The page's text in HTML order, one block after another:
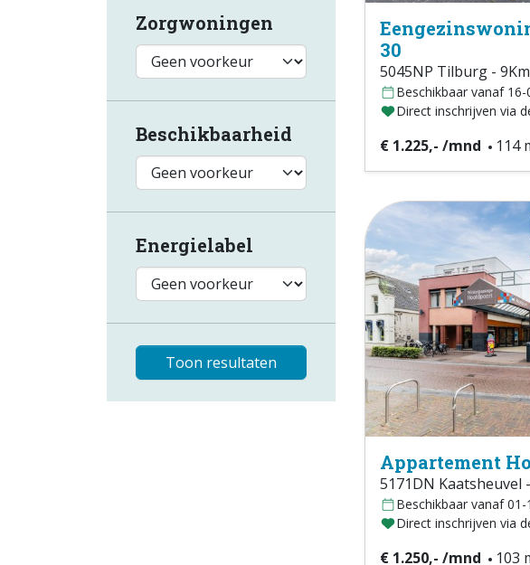
Zorgwoningen
Beschikbaarheid
Energielabel
Toon resultaten
30
5045NP Tilburg -
Beschikbaar vanaf 16-
Direct inschrijven via
€ 1.225,- /mnd 114
Appartement
5171DN Kaatsheuvel
Beschikbaar vanaf 01-
Direct inschrijven via
€ 1.250,- /mnd 103